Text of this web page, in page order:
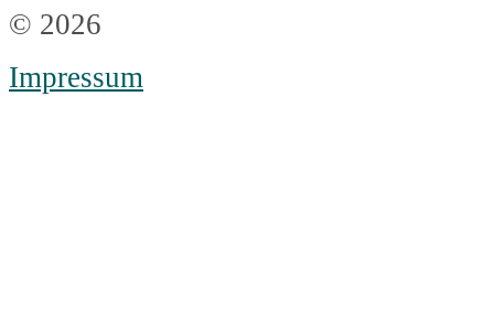
© 2026
Impressum